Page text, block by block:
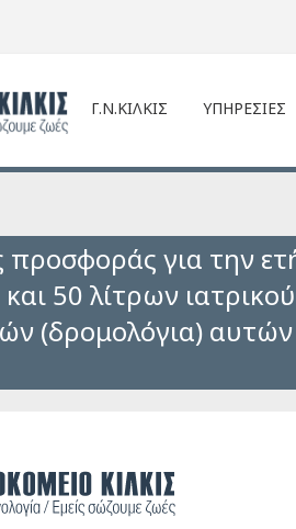
Γ.Ν.ΚΙΛΚΙΣ ΥΠΗΡΕΣΙΕΣ
για την
50 λίτρων ιατρικού
(δρομολόγια) αυτών